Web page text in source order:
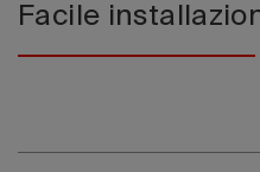
Facile